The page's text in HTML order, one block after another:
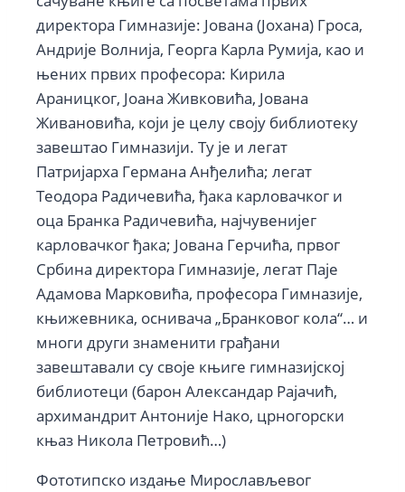
директора Гимназије: Јована (Јохана) Гроса,
Андрије Волнија, Георга Карла Румија, као и
њених првих професора: Кирила
Араницког, Јоана Живковића, Јована
Живановића, који је целу своју библиотеку
завештао Гимназији. Ту је и легат
Патријарха Германа Анђелића; легат
Теодора Радичевића, ђака карловачког и
оца Бранка Радичевића, најчувенијег
карловачког ђака; Јована Герчића, првог
Србина директора Гимназије, легат Паје
Адамова Марковића, професора Гимназије,
књижевника, оснивача „Бранковог кола“… и
многи други знаменити грађани
завештавали су своје књиге гимназијској
библиотеци (барон Александар Рајачић,
архимандрит Антоније Нако, црногорски
књаз Никола Петровић…)
Фототипско издање Мирослављевог